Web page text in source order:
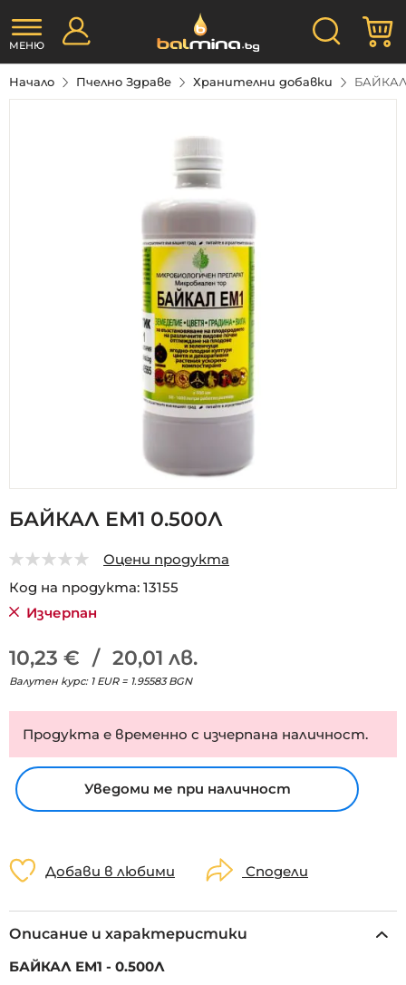
към
съдържанието
Търсене
МЕНЮ
Начало Пчелно Здраве Хранителни добавки
Преминете
към
на
галерия
със
снимки
БАЙКАЛ ЕМ1 0.500Л
Оцени продукта
Код на продукта 13155
Изчерпан
10,23 € / 20,01 лв.
Валутен курс: 1 EUR = 1.95583 BGN
Продукта е временно с изчерпана наличност.
Уведоми ме при наличност
Добави в любими Сподели
Описание и характеристики
БАЙКАЛ ЕМ1 - 0.500Л